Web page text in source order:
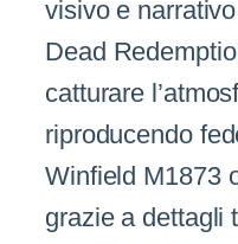
visivo e
Dead
catturare
riproducendo
Winfield M1873
grazie a dettagli